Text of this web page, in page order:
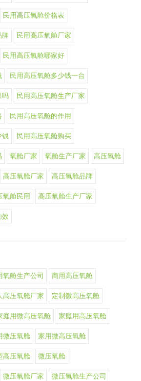
民用高压氧舱价格表
牌 民用高压氧舱厂家
民用高压氧舱哪家好
民用高压氧舱多少钱一台
吗 民用高压氧舱生产厂家
民用高压氧舱的作用
钱 民用高压氧舱购买
氧舱厂家 氧舱生产厂家 高压氧舱
高压氧舱厂家 高压氧舱品牌
氧舱民用 高压氧舱生产厂家
效
氧舱生产公司 商用高压氧舱
高压氧舱厂家 定制微高压氧舱
庭用微高压氧舱 家庭用高压氧舱
微压氧舱 家用微高压氧舱
高压氧舱 微压氧舱
微压氧舱厂家 微压氧舱生产公司